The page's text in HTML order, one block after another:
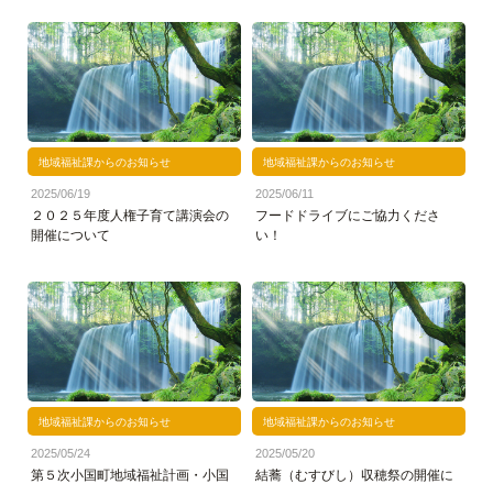
地域福祉課からのお知らせ
2025/06/19
２０２５年度人権子育て講演会の
開催について
地域福祉課からのお知らせ
2025/06/11
フードドライブにご協力くださ
い！
地域福祉課からのお知らせ
2025/05/24
第５次小国町地域福祉計画・小国
地域福祉課からのお知らせ
2025/05/20
結蕎（むすびし）収穂祭の開催に